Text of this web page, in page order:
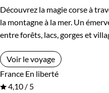
Découvrez la magie corse à
la montagne à la mer. Un
entre forêts, lacs, gorges et
Voir le voyage
France En liberté
4,10 / 5